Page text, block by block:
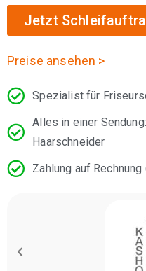
Jetzt
Preise ansehen >
Spezialist für
Alles in einer
Haarschneider
Zahlung auf